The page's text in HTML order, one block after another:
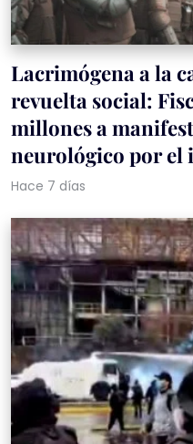
Lacrimógena a la
revuelta social:
millones a
neurológico por el
Hace 7 días